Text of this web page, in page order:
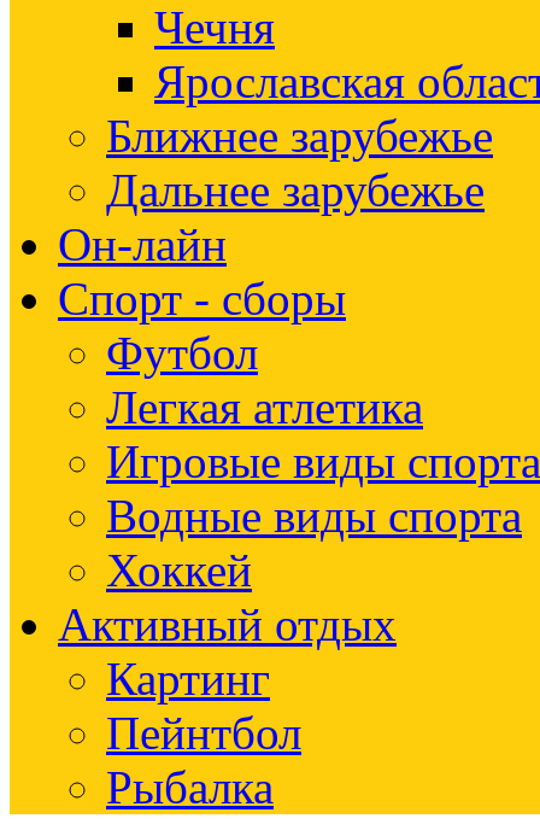
Чечня
Ярославская
Ближнее зарубежье
Дальнее зарубежье
Он-лайн
Спорт - сборы
Футбол
Легкая атлетика
Игровые виды спорта
Водные виды спорта
Хоккей
Активный отдых
Картинг
Пейнтбол
Рыбалка